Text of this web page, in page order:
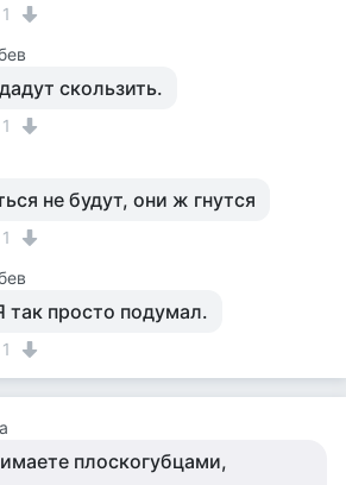
1
скользить.
1
не будут, они ж гнутся
1
так просто подумал.
1
плоскогубцами,